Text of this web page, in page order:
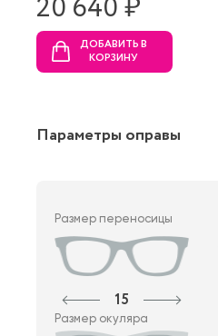
20 640 ₷
ДОБАВИТЬ В
КОРЗИНУ
Параметры оправы
Размер переносицы
15
Размер окуляра